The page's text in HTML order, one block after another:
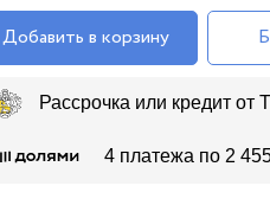
Добавить в корзину
Рассрочка или кредит от
4 платежа по 2